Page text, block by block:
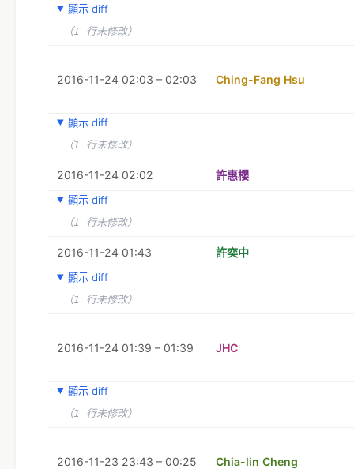
顯示 diff
（1 行未修改）
2016-11-24 02:03 – 02:03 Ching-Fang Hsu
顯示 diff
（1 行未修改）
2016-11-24 02:02 許惠櫻
顯示 diff
（1 行未修改）
2016-11-24 01:43 許奕中
顯示 diff
（1 行未修改）
2016-11-24 01:39 – 01:39 JHC
顯示 diff
（1 行未修改）
2016-11-23 23:43 – 00:25 Chia-lin Cheng